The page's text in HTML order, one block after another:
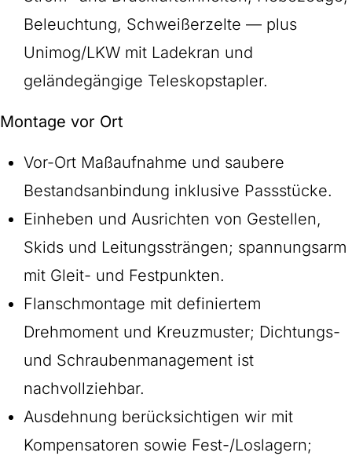
Beleuchtung, Schweißerzelte — plus
Unimog/LKW mit Ladekran und
geländegängige Teleskopstapler.
Montage vor Ort
Vor-Ort Maßaufnahme und saubere
Bestandsanbindung inklusive Passstücke.
Einheben und Ausrichten von Gestellen,
Skids und Leitungssträngen; spannungsarm
mit Gleit- und Festpunkten.
Flanschmontage mit definiertem
Drehmoment und Kreuzmuster; Dichtungs-
und Schraubenmanagement ist
nachvollziehbar.
Ausdehnung berücksichtigen wir mit
Kompensatoren sowie Fest-/Loslagern;